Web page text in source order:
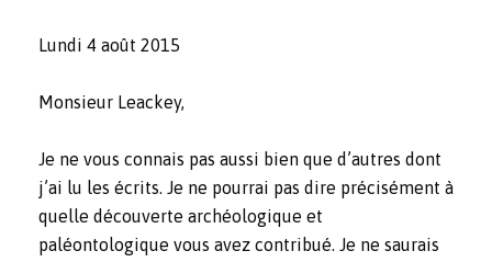
Lundi 4 août 2015
Monsieur Leackey,
Je ne vous connais pas aussi bien que d’autres dont
j’ai lu les écrits. Je ne pourrai pas dire précisément à
quelle découverte archéologique et
paléontologique vous avez contribué. Je ne saurais